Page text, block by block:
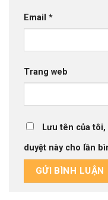
Email *
Trang web
Lưu tên của
duyệt này cho lần